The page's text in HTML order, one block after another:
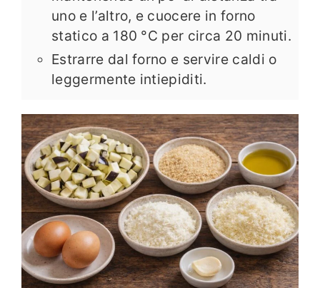
uno e l’altro, e cuocere in forno
statico a 180 °C per circa 20 minuti.
Estrarre dal forno e servire caldi o
leggermente intiepiditi.